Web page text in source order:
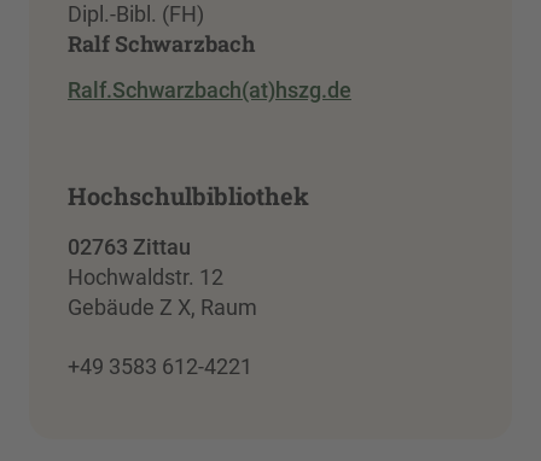
Dipl.-Bibl. (FH)
Ralf Schwarzbach
Ralf.Schwarzbach(at)hszg.de
Hochschulbibliothek
02763 Zittau
Hochwaldstr. 12
Gebäude Z X, Raum
+49 3583 612-4221